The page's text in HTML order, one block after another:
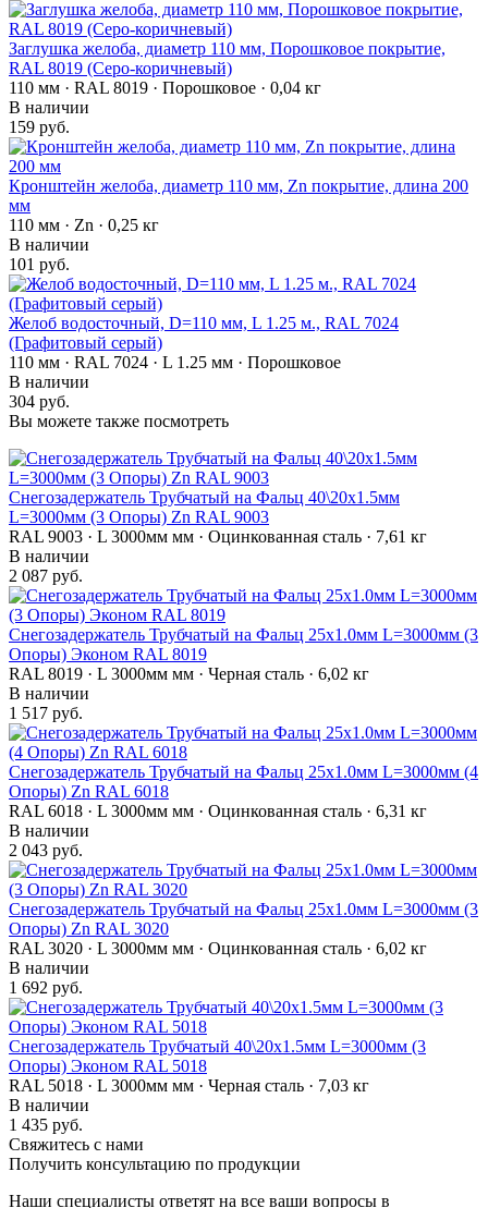
Заглушка желоба, диаметр 110 мм, Порошковое покрытие,
RAL 8019 (Серо-коричневый)
110 мм · RAL 8019 · Порошковое · 0,04 кг
В наличии
159 руб.
Кронштейн желоба, диаметр 110 мм, Zn покрытие, длина 200
мм
110 мм · Zn · 0,25 кг
В наличии
101 руб.
Желоб водосточный, D=110 мм, L 1.25 м., RAL 7024
(Графитовый серый)
110 мм · RAL 7024 · L 1.25 мм · Порошковое
В наличии
304 руб.
Вы можете также посмотреть
Снегозадержатель Трубчатый на Фальц 40\20х1.5мм
L=3000мм (3 Опоры) Zn RAL 9003
RAL 9003 · L 3000мм мм · Оцинкованная сталь · 7,61 кг
В наличии
2 087 руб.
Снегозадержатель Трубчатый на Фальц 25х1.0мм L=3000мм (3
Опоры) Эконом RAL 8019
RAL 8019 · L 3000мм мм · Черная сталь · 6,02 кг
В наличии
1 517 руб.
Снегозадержатель Трубчатый на Фальц 25х1.0мм L=3000мм (4
Опоры) Zn RAL 6018
RAL 6018 · L 3000мм мм · Оцинкованная сталь · 6,31 кг
В наличии
2 043 руб.
Снегозадержатель Трубчатый на Фальц 25х1.0мм L=3000мм (3
Опоры) Zn RAL 3020
RAL 3020 · L 3000мм мм · Оцинкованная сталь · 6,02 кг
В наличии
1 692 руб.
Снегозадержатель Трубчатый 40\20х1.5мм L=3000мм (3
Опоры) Эконом RAL 5018
RAL 5018 · L 3000мм мм · Черная сталь · 7,03 кг
В наличии
1 435 руб.
Свяжитесь с нами
Получить консультацию по продукции
Наши специалисты ответят на все ваши вопросы в